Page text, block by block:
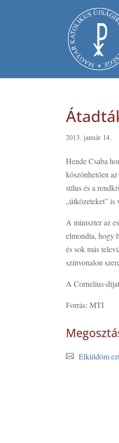
2013. január 14.
Hende Csaba
köszönhetően
stílus és a
„ütközeteket” is
A miniszter az
elmondta, hogy
és sok más
színvonalon
A Cornelius-
Forrás: MTI
Elküldöm